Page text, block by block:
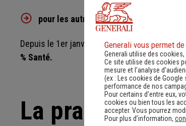
pour les autres dents, des couronnes
Depuis le 1er janvier 2021, lesprothèses
% Santé.
La pratique des
Generali vous permet
Generali utilise des
Ce site utilise des cookies
mesure et l’analyse
(ex :
Les cookies de
performance de nos
Pour certains d’entre eux,
cookies ou bien tous les
accepter. Vous pourrez
Pour plus d’information,